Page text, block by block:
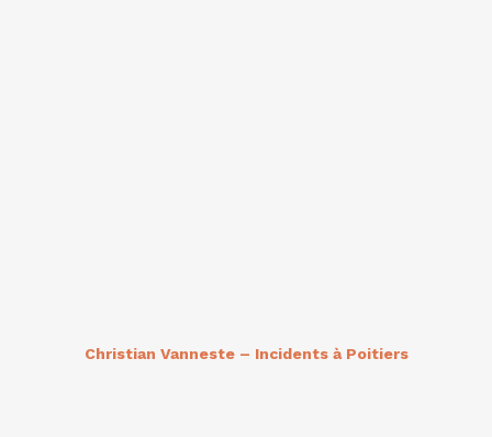
Christian Vanneste – Incidents à Poitiers